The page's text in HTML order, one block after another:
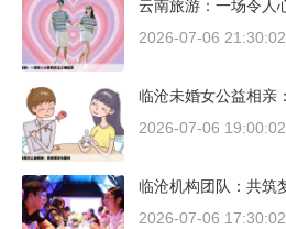
云南旅游：一场令人
2026-07-06 21:30:02
临沧未婚女公益相亲
2026-07-06 19:00:02
临沧机构团队：共筑
2026-07-06 17:30:02